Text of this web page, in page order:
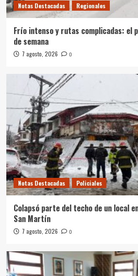
Notas Destacadas Regionales
Frío intenso y rutas complicadas: el
de semana
7 agosto, 2026 0
Notas Destacadas Policiales
Colapsó parte del techo de un local
San Martín
7 agosto, 2026 0